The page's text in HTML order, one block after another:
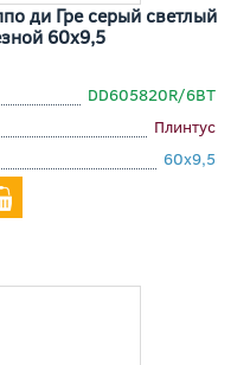
ди Гре серый светлый
60x9,5
DD605820R/6BT
Плинтус
60x9,5